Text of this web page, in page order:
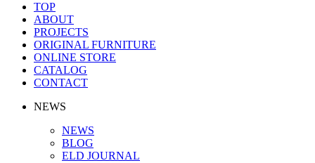
TOP
ABOUT
PROJECTS
ORIGINAL FURNITURE
ONLINE STORE
CATALOG
CONTACT
NEWS
NEWS
BLOG
ELD JOURNAL